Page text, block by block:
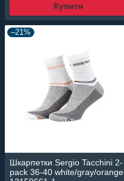
Купити
–21%
Шкарпетки Sergio Tacchini 2-
pack 36-40 white/gray/orange